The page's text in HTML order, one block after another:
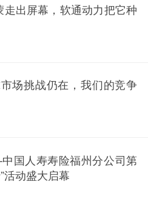
出屏幕，软通动力把它种
场挑战仍在，我们的竞争
国人寿寿险福州分公司第
活动盛大启幕